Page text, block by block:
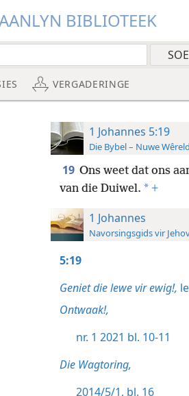
BIBLIOTEEK
VERGADERINGE
1 Johannes 5:19
Die Bybel – Nuwe
19 Ons weet dat ons
van die Duiwel. * +
1 Johannes
Navorsingsgids vir
5:19
Geniet die lewe vir ewig!,
Ontwaak!,
nr. 1 2021 bl. 10-11
Die Wagtoring,
2014/5/1, bl. 16